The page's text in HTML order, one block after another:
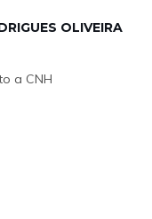
OLIVEIRA
a CNH